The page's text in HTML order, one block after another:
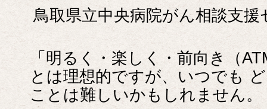
鳥取県立中央病院がん相談
「明るく・楽しく・前向き（
とは理想的ですが、いつでも
ことは難しいかもしれません。